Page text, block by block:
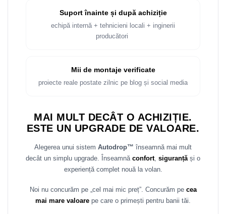
Rame adaptoare Volvo
Rame adaptoare Peugeot
Rame adaptoare Daihatsu
Rame adaptoare Mazda
Rame adaptoare Kia
Rame adaptoare Alfa Romeo
Suport înainte și după achiziție
echipă internă + tehnicieni locali + inginerii
producători
Mii de montaje verificate
proiecte reale postate zilnic pe blog și social media
MAI MULT DECÂT O ACHIZIȚIE.
ESTE UN UPGRADE DE VALOARE.
Alegerea unui sistem Autodrop™ înseamnă mai mult
decât un simplu upgrade. Înseamnă confort, siguranță și o
experiență complet nouă la volan.
Noi nu concurăm pe „cel mai mic preț”. Concurăm pe cea
mai mare valoare pe care o primești pentru banii tăi.